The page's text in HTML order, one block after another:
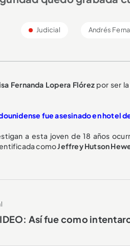
Judicial Andrés
Fernanda Lopera Flórezpor ser
fue asesinado en hotel
a esta joven de 18 años
comoJeffrey Hutson
Así fue como